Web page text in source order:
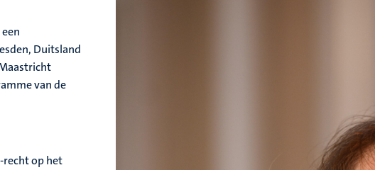
Duitsland
van de
recht op het